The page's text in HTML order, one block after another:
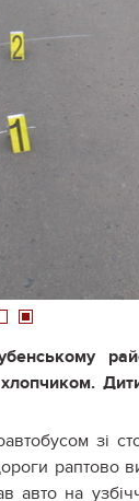
1 2
хлопчиком.
зі
раптово
авто на